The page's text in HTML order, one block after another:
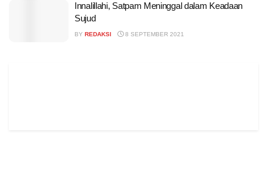
Innalillahi, Satpam Meninggal dalam Keadaan
Sujud
BY REDAKSI 8 SEPTEMBER 2021